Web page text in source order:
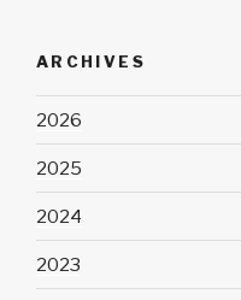
ARCHIVES
2026
2025
2024
2023